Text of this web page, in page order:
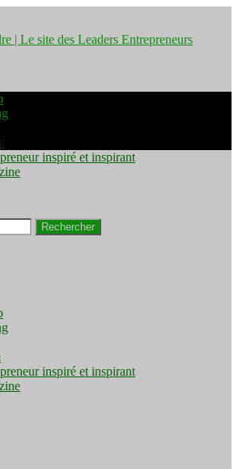
Pourquoi
inspiré et inspirant
inspiré et inspirant